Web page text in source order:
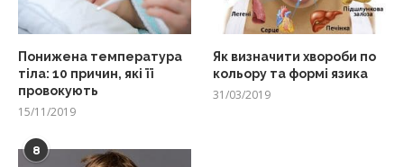
Понижена температура
тіла: 10 причин, які її
провокують
15/11/2019
Як визначити хвороби по
кольору та формі язика
31/03/2019
8